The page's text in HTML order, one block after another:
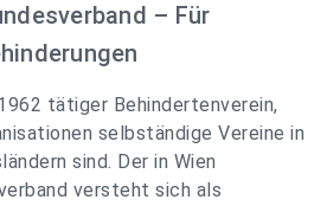
– Für
tätiger Behindertenverein,
selbständige Vereine in
sind. Der in Wien
versteht sich als